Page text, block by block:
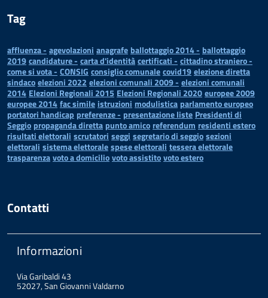
Tag
affluenza - agevolazioni anagrafe ballottaggio 2014 - ballottaggio
2019candidature - carta d'identitàcertificati - cittadino straniero -
come si vota - CONSIG consiglio comunalecovid19elezione diretta
sindacoelezioni 2022 elezioni comunali 2009 - elezioni comunali
2014 Elezioni Regionali 2015 Elezioni Regionali 2020europee 2009
europee 2014fac simile istruzioni modulistica parlamento europeo
portatori handicap preferenze - presentazione liste Presidenti di
Seggio propaganda diretta punto amico referendum residenti estero
risultati elettorali scrutatori seggi segretario di seggiosezioni
elettorali sistema elettoralespese elettorali tessera elettorale
trasparenzavoto a domiciliovoto assistitovoto estero
Contatti
Informazioni
Via Garibaldi 43
52027, San Giovanni Valdarno